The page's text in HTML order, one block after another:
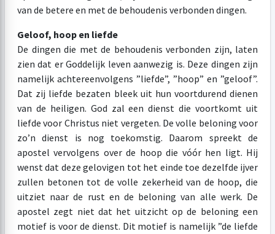
van de betere en met de behoudenis verbonden dingen.
Geloof, hoop en liefde
De dingen die met de behoudenis verbonden zijn, laten
zien dat er Goddelijk leven aanwezig is. Deze dingen zijn
namelijk achtereenvolgens ”liefde”, ”hoop” en ”geloof”.
Dat zij liefde bezaten bleek uit hun voortdurend dienen
van de heiligen. God zal een dienst die voortkomt uit
liefde voor Christus niet vergeten. De volle beloning voor
zo’n dienst is nog toekomstig. Daarom spreekt de
apostel vervolgens over de hoop die vóór hen ligt. Hij
wenst dat deze gelovigen tot het einde toe dezelfde ijver
zullen betonen tot de volle zekerheid van de hoop, die
uitziet naar de rust en de beloning van alle werk. De
apostel zegt niet dat het uitzicht op de beloning een
motief is voor de dienst. Dit motief is namelijk ”de liefde